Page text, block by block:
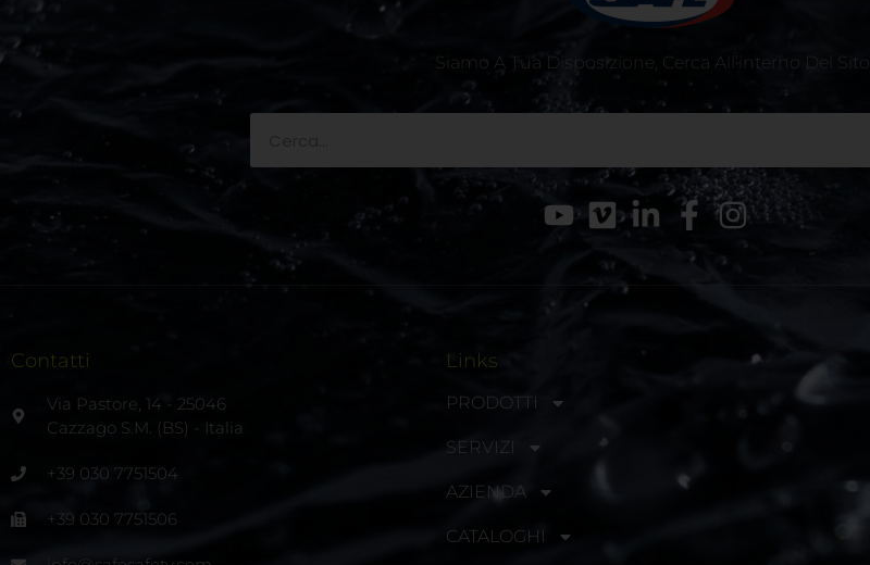
Siamo A Tua Disposizione, Cerca All’interno Del Sito
Contatti
Via Pastore, 14 - 25046
Cazzago S.M. (BS) - Italia
+39 030 7751504
+39 030 7751506
Links
PRODOTTI
SERVIZI
AZIENDA
CATALOGHI